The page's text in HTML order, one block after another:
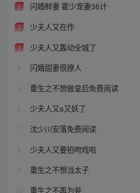
1 闪婚鲜妻 霍少宠妻36计
2 少夫人又在作
3 少夫人又轰动全城了
4 闪婚甜妻很撩人
5 重生之不想做皇后免费阅读
6 少夫人又a又妖了
7 沈少川安落免费阅读
8 少夫人又要拍吻戏啦
9 重生之不想当太子
10 重生之不再为妾